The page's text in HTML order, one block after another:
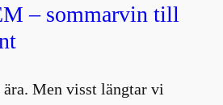
– sommarvin till
Men visst längtar vi